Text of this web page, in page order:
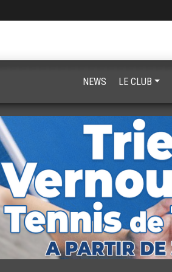
NEWS LE CLUB